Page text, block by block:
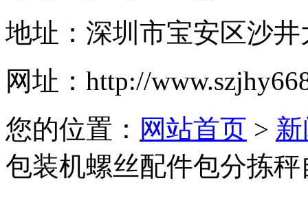
地址： 深圳市宝安区沙
网址： http://
您的位置： 网站首页 >
包装机螺丝配件包分拣